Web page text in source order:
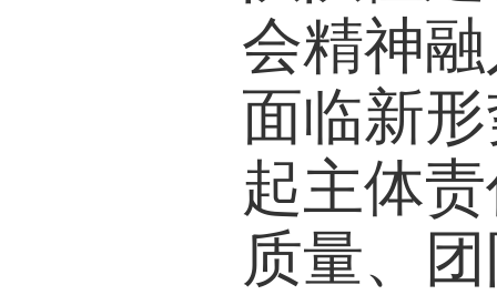
会精神
面临新
起主体
质量、